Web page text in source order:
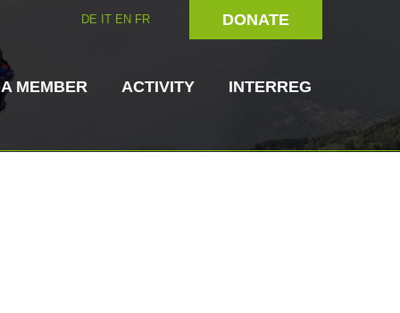
DONATE
DE IT EN FR
MEMBER ACTIVITY INTERREG